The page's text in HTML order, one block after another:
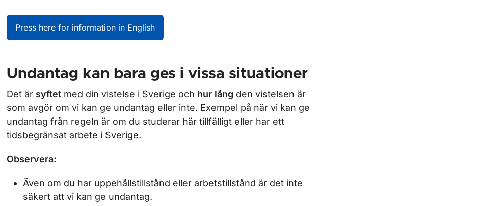
för Svenskt körkort utomlands
för Villkor och medicinska krav
Press here for information in English
Undantag kan bara ges i vissa situationer
Det är syftet med din vistelse i Sverige och hur lång den vistelsen är
som avgör om vi kan ge undantag eller inte. Exempel på när vi kan ge
undantag från regeln är om du studerar här tillfälligt eller har ett
tidsbegränsat arbete i Sverige.
Observera:
Även om du har uppehållstillstånd eller arbetstillstånd är det inte
säkert att vi kan ge undantag.